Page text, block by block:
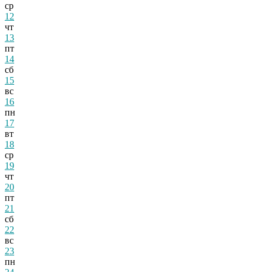
ср
12
чт
13
пт
14
сб
15
вс
16
пн
17
вт
18
ср
19
чт
20
пт
21
сб
22
вс
23
пн